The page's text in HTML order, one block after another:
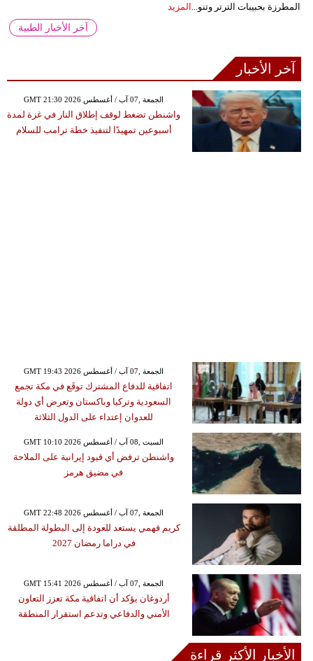
المطرزة بحبيبات الترتر وتنو...
المزيد
آخر الأخبار الطبية
آخر الأخبار
GMT 21:30 2026 الجمعة ,07 آب / أغسطس
واشنطن تضغط لوقف إطلاق النار في غزة لمدة
أسبوعين تمهيدًا لتنفيذ خطة ترامب للسلام
GMT 19:43 2026 الجمعة ,07 آب / أغسطس
اتفاقية للدفاع المشترك توقَع في مكة تجمع
السعودية وتركيا وباكستان وتعرض أي دولة
للعدوان إعتداء على الدول الثلاثة
GMT 10:10 2026 السبت ,08 آب / أغسطس
واشنطن ترفض أي قيود إيرانية على الملاحة
في مضيق هرمز
GMT 22:48 2026 الجمعة ,07 آب / أغسطس
كريم فهمي يستعد للعودة إلى البطولة المطلقة
في دراما رمضان 2027
GMT 15:41 2026 الجمعة ,07 آب / أغسطس
أردوغان يؤكد أن اتفاقية مكة تعزز التعاون
الأمني والدفاعي وتدعم استقرار المنطقة
الأخبار الأكثر قراءة